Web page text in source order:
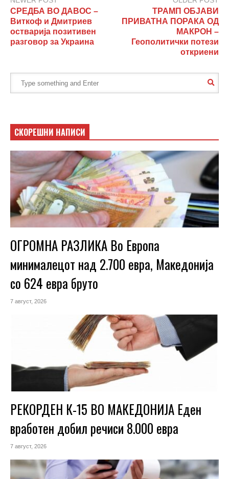
СРЕДБА ВО ДАВОС –
Виткоф и Дмитриев
остварија позитивен
разговор за Украина
ТРАМП ОБЈАВИ
ПРИВАТНА ПОРАКА ОД
МАКРОН –
Геополитички потези
откриени
СКОРЕШНИ НАПИСИ
ОГРОМНА РАЗЛИКА Во Европа
минималецот над 2.700 евра, Македонија
со 624 евра бруто
7 август, 2026
РЕКОРДЕН К-15 ВО МАКЕДОНИЈА Еден
вработен добил речиси 8.000 евра
7 август, 2026